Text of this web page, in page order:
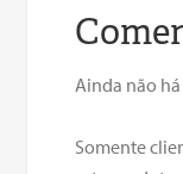
Ainda não
Somente